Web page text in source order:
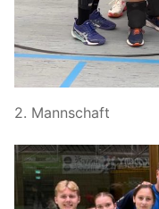
2. Mannschaft